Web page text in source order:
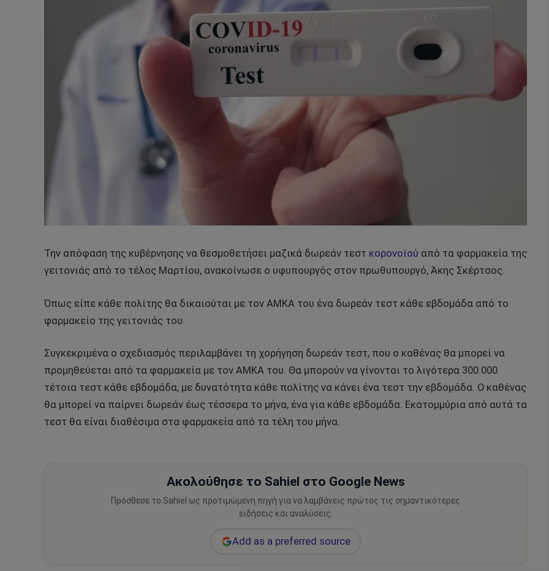
Την απόφαση της κυβέρνησης να θεσμοθετήσει μαζικά δωρεάν τεστ κορονοϊού από τα φαρμακεία της
γειτονιάς από το τέλος Μαρτίου, ανακοίνωσε ο υφυπουργός στον πρωθυπουργό, Άκης Σκέρτσος.
Όπως είπε κάθε πολίτης θα δικαιούται με τον ΑΜΚΑ του ένα δωρεάν τεστ κάθε εβδομάδα από το
φαρμακείο της γειτονιάς του.
Συγκεκριμένα ο σχεδιασμός περιλαμβάνει τη χορήγηση δωρεάν τεστ, που ο καθένας θα μπορεί να
προμηθεύεται από τα φαρμακεία με τον ΑΜΚΑ του. Θα μπορούν να γίνονται το λιγότερα 300.000
τέτοια τεστ κάθε εβδομάδα, με δυνατότητα κάθε πολίτης να κάνει ένα τεστ την εβδομάδα. Ο καθένας
θα μπορεί να παίρνει δωρεάν έως τέσσερα το μήνα, ένα για κάθε εβδομάδα. Εκατομμύρια από αυτά τα
τεστ θα είναι διαθέσιμα στα φαρμακεία από τα τέλη του μήνα.
Ακολούθησε το Sahiel στο Google News
Πρόσθεσε το Sahiel ως προτιμώμενη πηγή για να λαμβάνεις πρώτος τις σημαντικότερες
ειδήσεις και αναλύσεις.
Add as a preferred source